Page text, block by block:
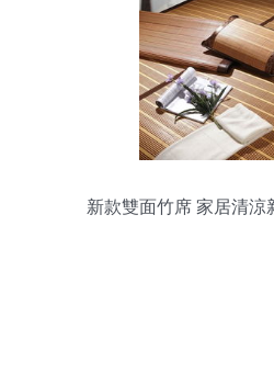
新款雙面竹席 家居清涼